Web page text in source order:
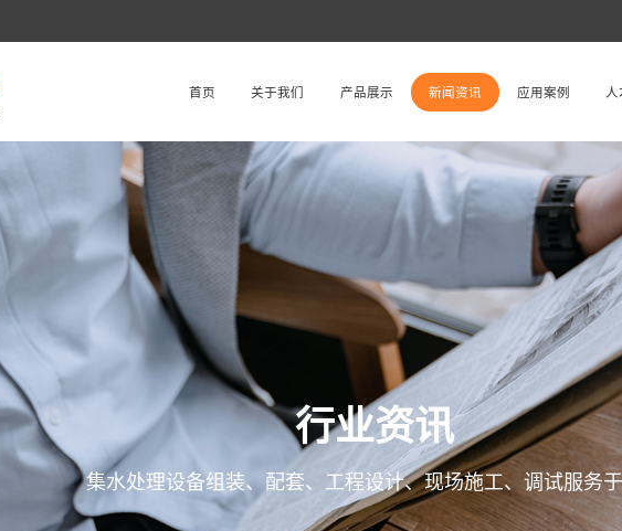
首页 关于我们 产品展示 新闻资讯 应用案例
行业资讯
集水处理设备组装、配套、工程设计、现场施工、调试服务